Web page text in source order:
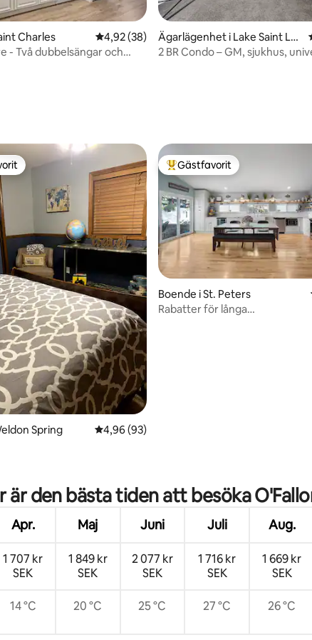
67 omdömen
Charles 4,92 av 5 i genomsnittligt betyg, 38
4,92 (38)
- Två dubbelsängar och
Ägarlägenhet i Lake Saint Lo
uis
2 BR Condo – GM, sjukhus,
49 omdömen
Spring 4,96 av 5 i genomsnittligt betyg, 93
4,96 (93)
Populär gästfavorit
Gästfavorit
Boende i St. Peters
Rabatter för långa
är den bästa tiden att besöka
Apr. Maj Juni Juli Aug.
1 707 kr
SEK
1 849 kr
SEK
2 077 kr
SEK
1 716 kr
SEK
1 669 kr
SEK
14 °C 20 °C 25 °C 27 °C 26 °C